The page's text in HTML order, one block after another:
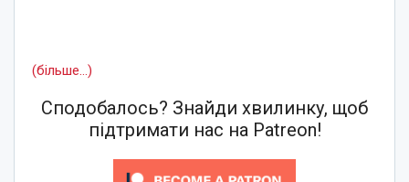
(більше…)
Сподобалось? Знайди хвилинку, щоб
підтримати нас на Patreon!